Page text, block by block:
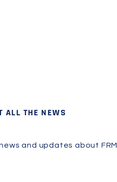
ALL THE NEWS
and updates about FRM.